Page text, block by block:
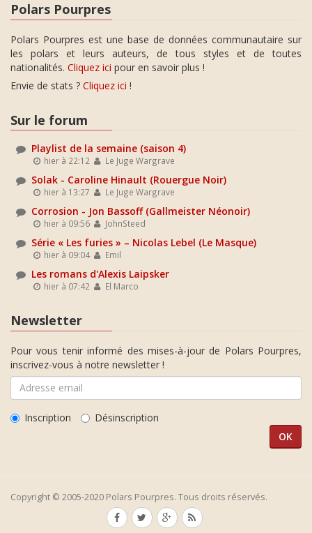
Polars Pourpres
Polars Pourpres est une base de données communautaire sur
les polars et leurs auteurs, de tous styles et de toutes
nationalités. Cliquez ici pour en savoir plus !
Envie de stats ? Cliquez ici !
Sur le forum
Playlist de la semaine (saison 4)
hier à 22:12 Le Juge Wargrave
Solak - Caroline Hinault (Rouergue Noir)
hier à 13:27 Le Juge Wargrave
Corrosion - Jon Bassoff (Gallmeister Néonoir)
hier à 09:56 JohnSteed
Série « Les furies » – Nicolas Lebel (Le Masque)
hier à 09:04 Emil
Les romans d'Alexis Laipsker
hier à 07:42 El Marco
Newsletter
Pour vous tenir informé des mises-à-jour de Polars Pourpres,
inscrivez-vous à notre newsletter !
Inscription Désinscription
Copyright © 2005-2020 Polars Pourpres. Tous droits réservés.